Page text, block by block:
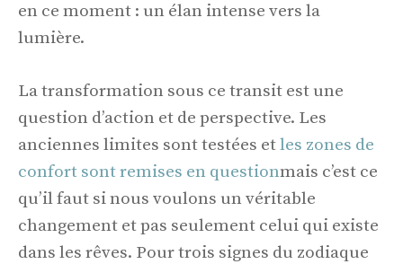
en ce moment : un élan intense vers la
lumière.
La transformation sous ce transit est une
question d’action et de perspective. Les
anciennes limites sont testées etles zones de
confort sont remises en questionmais c’est ce
qu’il faut si nous voulons un véritable
changement et pas seulement celui qui existe
dans les rêves. Pour trois signes du zodiaque